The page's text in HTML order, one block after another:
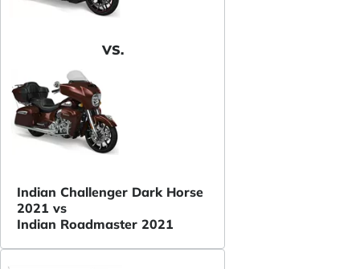
VS.
Indian Challenger Dark Horse
2021 vs
Indian Roadmaster 2021